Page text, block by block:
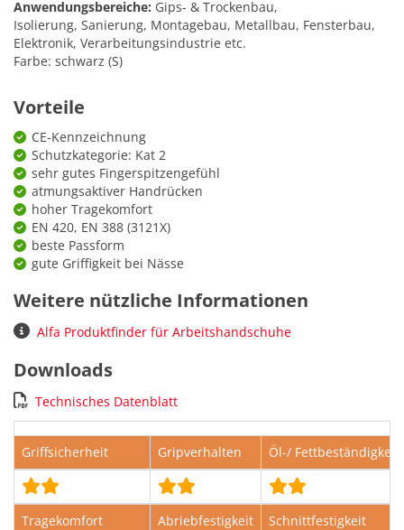
Anwendungsbereiche: Gips- & Trockenbau,
Isolierung, Sanierung, Montagebau, Metallbau, Fensterbau,
Elektronik, Verarbeitungsindustrie etc.
Farbe: schwarz (S)
Vorteile
CE-Kennzeichnung
Schutzkategorie: Kat 2
sehr gutes Fingerspitzengefühl
atmungsaktiver Handrücken
hoher Tragekomfort
EN 420, EN 388 (3121X)
beste Passform
gute Griffigkeit bei Nässe
Weitere nützliche Informationen
Alfa Produktfinder für Arbeitshandschuhe
Downloads
Technisches Datenblatt
Griffsicherheit Gripverhalten Öl-/ Fettbeständigkeit
Tragekomfort Abriebfestigkeit Schnittfestigkeit